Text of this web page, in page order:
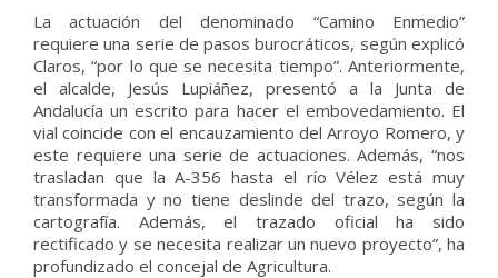
La actuación del denominado “Camino Enmedio”
requiere una serie de pasos burocráticos, según explicó
Claros, “por lo que se necesita tiempo”. Anteriormente,
el alcalde, Jesús Lupiáñez, presentó a la Junta de
Andalucía un escrito para hacer el embovedamiento. El
vial coincide con el encauzamiento del Arroyo Romero, y
este requiere una serie de actuaciones. Además, “nos
trasladan que la A-356 hasta el río Vélez está muy
transformada y no tiene deslinde del trazo, según la
cartografía. Además, el trazado oficial ha sido
rectificado y se necesita realizar un nuevo proyecto”, ha
profundizado el concejal de Agricultura.